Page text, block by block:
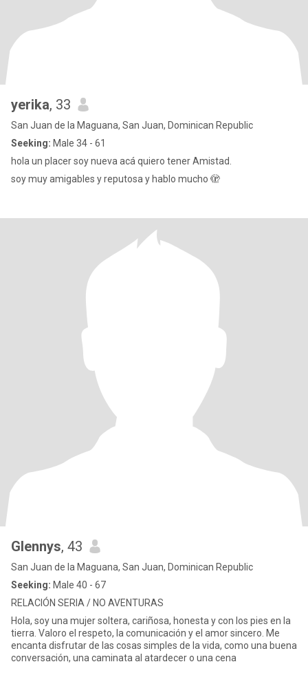
yerika, 33
San Juan de la Maguana, San Juan, Dominican Republic
Seeking: Male 34 - 61
hola un placer soy nueva acá quiero tener Amistad.
soy muy amigables y reputosa y hablo mucho 🫣
Glennys, 43
San Juan de la Maguana, San Juan, Dominican Republic
Seeking: Male 40 - 67
RELACIÓN SERIA / NO AVENTURAS
Hola, soy una mujer soltera, cariñosa, honesta y con los pies en la
tierra. Valoro el respeto, la comunicación y el amor sincero. Me
encanta disfrutar de las cosas simples de la vida, como una buena
conversación, una caminata al atardecer o una cena